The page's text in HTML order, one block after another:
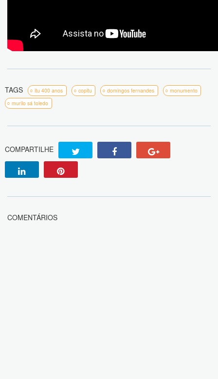
TAGS itu 400 anos copitu domingos fernandes
monumento
murilo sá toledo
COMPARTILHE
COMENTÁRIOS